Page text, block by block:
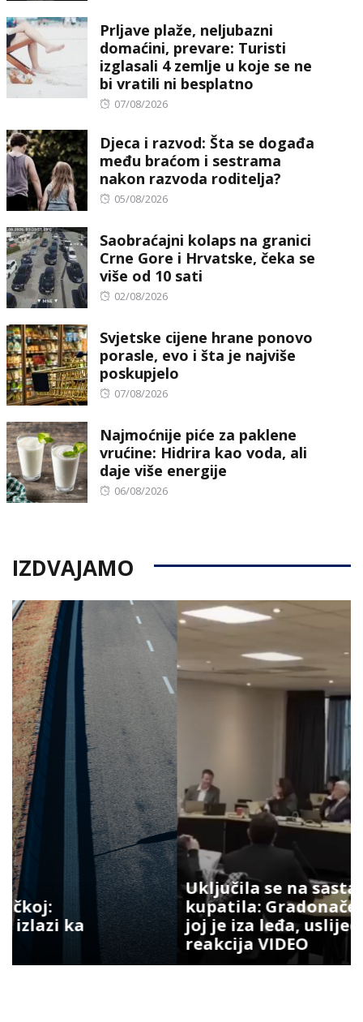
Prljave plaže, neljubazni
domaćini, prevare: Turisti
izglasali 4 zemlje u koje se ne
bi vratili ni besplatno
Posted
07/08/2026
Djeca i razvod: Šta se događa
među braćom i sestrama
nakon razvoda roditelja?
Posted
05/08/2026
Saobraćajni kolaps na granici
Crne Gore i Hrvatske, čeka se
više od 10 sati
Posted
02/08/2026
Svjetske cijene hrane ponovo
porasle, evo i šta je najviše
poskupjelo
Posted
07/08/2026
Najmoćnije piće za paklene
vrućine: Hidrira kao voda, ali
daje više energije
Posted
06/08/2026
IZDVAJAMO
Uključila se na sastanak iz
kupatila: Gradonačelnik vidio šta
joj je iza leđa, uslijedila hit
reakcija VIDEO